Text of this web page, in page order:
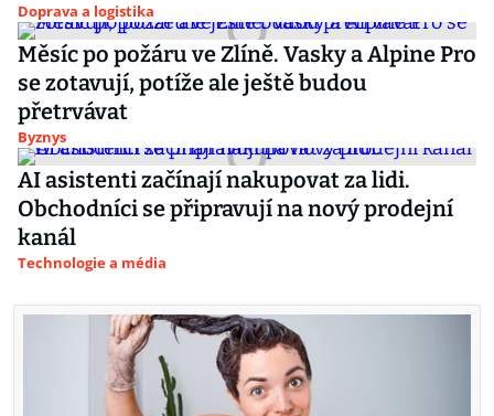
Doprava a logistika
Měsíc po požáru ve Zlíně. Vasky a Alpine Pro
se zotavují, potíže ale ještě budou
přetrvávat
Byznys
AI asistenti začínají nakupovat za lidi.
Obchodníci se připravují na nový prodejní
kanál
Technologie a média